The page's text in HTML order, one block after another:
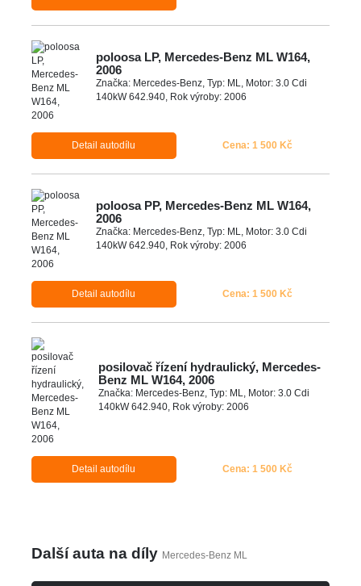
poloosa LP, Mercedes-Benz ML W164,
2006
Značka: Mercedes-Benz, Typ: ML, Motor: 3.0 Cdi
140kW 642.940, Rok výroby: 2006
Detail autodílu Cena: 1 500 Kč
poloosa PP, Mercedes-Benz ML W164,
2006
Značka: Mercedes-Benz, Typ: ML, Motor: 3.0 Cdi
140kW 642.940, Rok výroby: 2006
Detail autodílu Cena: 1 500 Kč
posilovač řízení hydraulický, Mercedes-
Benz ML W164, 2006
Značka: Mercedes-Benz, Typ: ML, Motor: 3.0 Cdi
140kW 642.940, Rok výroby: 2006
Detail autodílu Cena: 1 500 Kč
Další auta na díly Mercedes-Benz ML